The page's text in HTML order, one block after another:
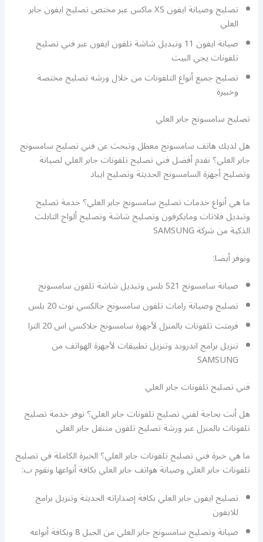
تصليح وصيانة ايفون XS ماكس عبر مختص تصليح ايفون جابر
العلي
صيانة ايفون 11 وتبديل شاشة تلفون ايفون عبر فني تصليح
تلفونات يجي البيت
تصليح جميع أنواع التلفونات من خلال ورشه تصليح مختصة
وخبيرة
تصليح سامسونج جابر العلي
هل لديك هاتف سامسونج معطل وتبحث عن فني تصليح سامسونج
جابر العلي؟ نقدم أفضل فني تصليح تلفونات جابر العلي لصيانة
وتصليح أجهزة السامسونج الحديثة وتصليح ايباد
ما هي أنواع خدمات تصليح سامسونج جابر العلي؟ خدمة تصليح
وتبديل فلاتات ومايكرفون وتصليح شاشة وتصليح ألواح التابلت
الذكية من شركة SAMSUNG
ونوفر أيضا:
صيانة سامسونج S21 بلس وتبديل شاشة تلفون سامسونج
تصليح وصيانة رامات تلفون سامسونج جالكسي نوت 20 بلس
فرمتت تلفونات بالمنزل لأجهزة سامسونج جلاكسي اس 20 الترا
تنزيل برامج اندرويد وتنزيل تطبيقات لأجهزة الهواتف من
SAMSUNG
فني تصليح تلفونات جابر العلي
هل أنت بحاجة لفني تصليح تلفونات جابر العلي؟ نوفر خدمة تصليح
تلفونات بالمنزل عبر ورشة تصليح تلفون متنقل جابر العلي
ما هي خبرة فني تصليح تلفونات جابر العلي؟ الخبرة الكاملة في تصليح
تلفونات جابر العلي وصيانة هواتف جابر العلي بكافة أنواعها ونقوم ب:
تصليح ايفون جابر العلي بكافة إصداراته الحديثة وتنزيل برامج
للايفون
صيانة وتصليح سامسونج جابر العلي من الجيل 8 وبكافة أنواعه